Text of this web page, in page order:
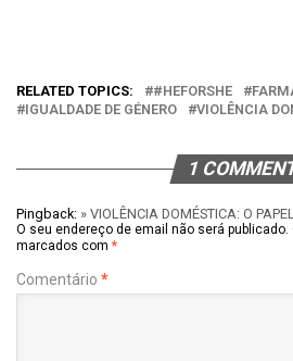
RELATED TOPICS: #HEFORSHE
IGUALDADE DE GÉNERO
VIOLÊNCIA
1
Pingback: » VIOLÊNCIA DOMÉSTICA: O
O seu endereço de email não será publicado.
marcados com *
Comentário *